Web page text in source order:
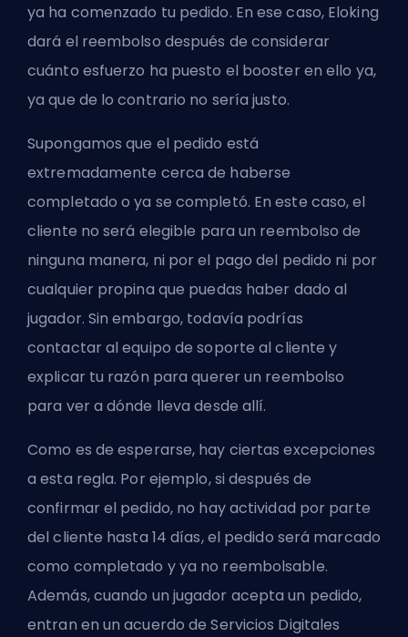
ya ha comenzado tu pedido. En ese caso, Eloking
dará el reembolso después de considerar
cuánto esfuerzo ha puesto el booster en ello ya,
ya que de lo contrario no sería justo.
Supongamos que el pedido está
extremadamente cerca de haberse
completado o ya se completó. En este caso, el
cliente no será elegible para un reembolso de
ninguna manera, ni por el pago del pedido ni por
cualquier propina que puedas haber dado al
jugador. Sin embargo, todavía podrías
contactar al equipo de soporte al cliente y
explicar tu razón para querer un reembolso
para ver a dónde lleva desde allí.
Como es de esperarse, hay ciertas excepciones
a esta regla. Por ejemplo, si después de
confirmar el pedido, no hay actividad por parte
del cliente hasta 14 días, el pedido será marcado
como completado y ya no reembolsable.
Además, cuando un jugador acepta un pedido,
entran en un acuerdo de Servicios Digitales